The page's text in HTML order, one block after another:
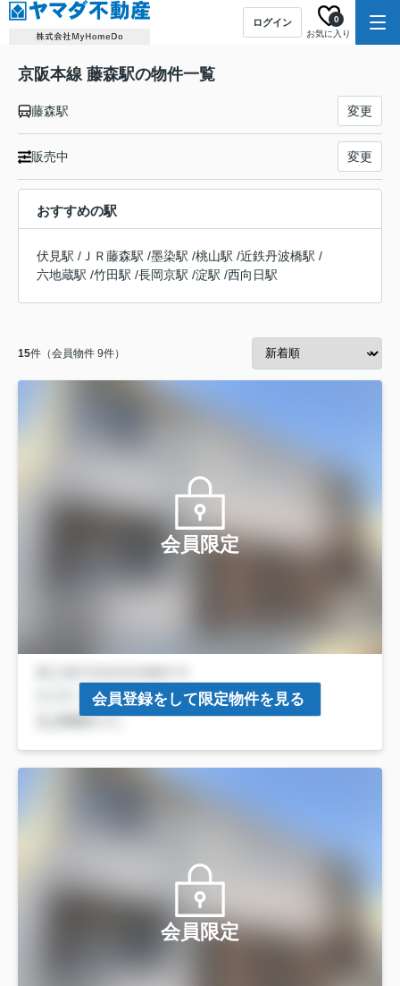
ログイン
お気に入り
0
京阪本線 藤森駅の物件一覧
藤森駅 変更
販売中 変更
おすすめの駅
伏見駅 / ＪＲ藤森駅 /墨染駅 /桃山駅 /近鉄丹波橋駅 /
六地蔵駅 /竹田駅 /長岡京駅 /淀駅 /西向日駅
15件（会員物件 9件）
会員限定
会員登録をして限定物件を見る
会員限定